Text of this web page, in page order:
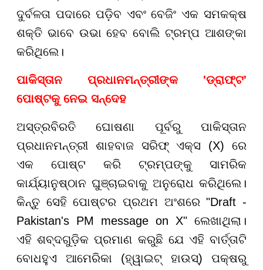
ଦୁର୍ବଳତା ପଦାରେ ପଡ଼ିବ ଏବଂ ବେଜିଂ ଏକ ସମକକ୍ଷ
ଶକ୍ତି ଭାବେ ଉଭା ହେବ ବୋଲି ଟ୍ରମ୍ପ ଆଶଙ୍କା
କରିଥିଲେ।
ପାକିସ୍ତାନ ପ୍ରଧାନମନ୍ତ୍ରୀଙ୍କ 'ଡ୍ରାଫ୍ଟ'
ପୋଷ୍ଟକୁ ନେଇ ସନ୍ଦେହ
ଅସ୍ତ୍ରବିରତି ଘୋଷଣା ପୂର୍ବରୁ ପାକିସ୍ତାନ
ପ୍ରଧାନମନ୍ତ୍ରୀ ଶାହବାଜ ସରିଫ୍ ଏକ୍ସ (X) ରେ
ଏକ ପୋଷ୍ଟ କରି ଟ୍ରମ୍ପଙ୍କୁ ସାମରିକ
କାର୍ଯ୍ୟାନୁଷ୍ଠାନ ଘୁଞ୍ଚାଇବାକୁ ଅନୁରୋଧ କରିଥିଲେ।
କିନ୍ତୁ ସେହି ପୋଷ୍ଟର ପ୍ରଥମ ଅଂଶରେ "Draft -
Pakistan's PM message on X" ଲେଖାଥିଲା।
ଏହି ଶବ୍ଦଗୁଡ଼ିକ ପ୍ରମାଣ କରୁଛି ଯେ ଏହି ବାର୍ତ୍ତାଟି
ବୋଧହୁଏ ଆମେରିକା (ହ୍ୱାଇଟ୍ ହାଉସ୍) ପକ୍ଷରୁ